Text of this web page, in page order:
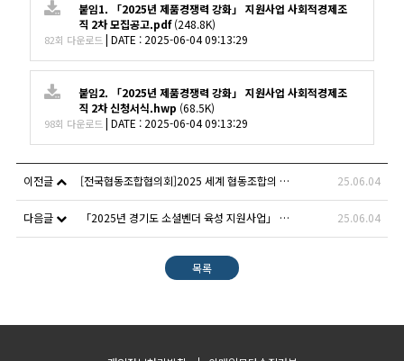
붙임1. 「2025년 제품경쟁력 강화」 지원사업 사회적경제조
직 2차 모집공고.pdf(248.8K)
82회 다운로드 | DATE : 2025-06-04 09:13:29
붙임2. 「2025년 제품경쟁력 강화」 지원사업 사회적경제조
직 2차 신청서식.hwp (68.5K)
98회 다운로드 | DATE : 2025-06-04 09:13:29
이전글 [전국협동조합협의회]2025 세계 협동조합의 해 기획전시 _ #협동조합 #창립선언문 #컬렉션 25.06.04
다음글 「2025년 경기도 소셜벤더 육성 지원사업」 수행기업 모집공고 25.06.04
목록